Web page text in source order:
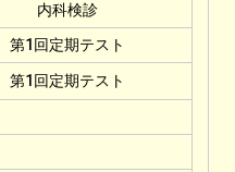
内科検診
第1回定期テスト
第1回定期テスト